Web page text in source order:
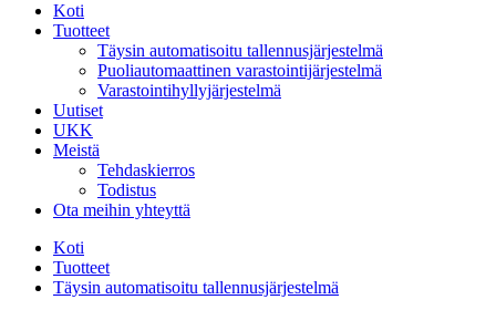
Koti
Tuotteet
Täysin automatisoitu tallennusjärjestelmä
Puoliautomaattinen varastointijärjestelmä
Varastointihyllyjärjestelmä
Uutiset
UKK
Meistä
Tehdaskierros
Todistus
Ota meihin yhteyttä
Koti
Tuotteet
Täysin automatisoitu tallennusjärjestelmä